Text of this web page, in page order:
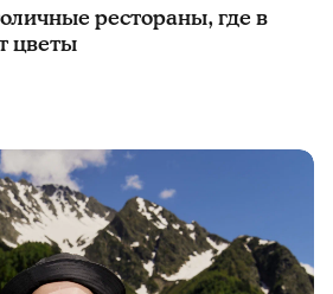
рестораны, где в
цветы